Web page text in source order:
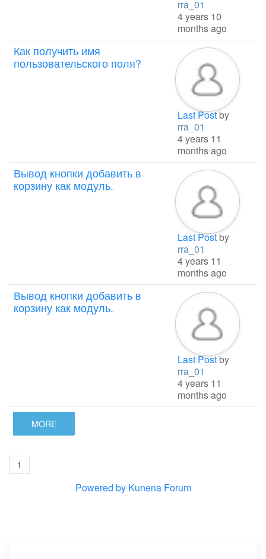
MORE
rra_01
4 years 10
months ago
Как получить имя
пользовательского поля?
Last Postby
rra_01
4 years 11
months ago
Вывод кнопки добавить в
корзину как модуль.
Last Postby
rra_01
4 years 11
months ago
Вывод кнопки добавить в
корзину как модуль.
Last Postby
rra_01
4 years 11
months ago
1
Powered by Kunena Forum